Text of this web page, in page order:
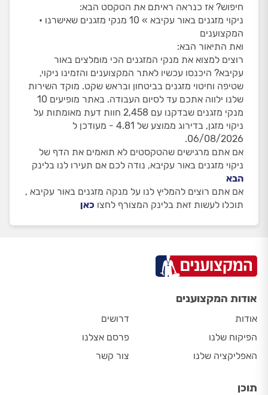
חיפוש? אז כנראה ראיתם את הטקסט הבא:
ניקוי מזגנים באור עקיבא » 10 מנקי מזגנים שאישרנו •
המקצוענים
ואת התיאור הבא:
רוצים למצוא את מנקי המזגנים הכי מומלצים באור
עקיבא? היכנסו עכשיו לאתר המקצוענים והזמינו ניקוי,
שטיפה וחיטוי מזגנים בביטחון ובראש שקט. מוקד השירות
שלנו ילווה אתכם עד לסיום העבודה. באתר מופיעים 10
מנקי מזגנים שבדקנו עם 2,458 חוות דעת מאומתות על
ניקוי מזגן, בדירוג ממוצע של 4.81 - מעודכן ל
06/08/2026.
אם אתם מרגישים שהטקסטים לא תואמים את הדף של
ניקוי מזגנים באור עקיבא, נודה לכם אם תעירו לנו בלינק
הבא
אם אתם רוצים להמליץ לנו על מנקה מזגנים באור עקיבא ,
תוכלו לעשות זאת בלינק המצורף לחצו כאן
אודות המקצוענים
אודות
הפיקוח שלנו
האפליקציה שלנו
דרושים
פרסם אצלנו
צור קשר
תוכן